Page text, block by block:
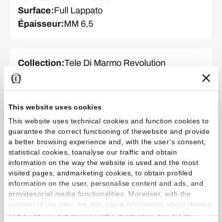
This website uses cookies
This website uses technical cookies and function cookies to
guarantee the correct functioning of thewebsite and provide
a better browsing experience and, with the user’s consent,
statistical cookies, toanalyse our traffic and obtain
information on the way the website is used and the most
visited pages, andmarketing cookies, to obtain profiled
information on the user, personalise content and ads, and
providesocial media functionalities. Moreover, with the
consent of the user, we also share information about theway
users use our site with our web, advertising and social
Surface:Full Lappato
Épaisseur:MM 6,5
Collection:Tele Di Marmo Revolution
Couleur et finition
Surface
Full Lappato
Épaisseur
MM 6,5
Collection:Tele Di Marmo Revolution
Couleur et finition:
Thassos
Format :60.0 x 120.0 cm
Surface: Mat
Épaisseur MM 9,5